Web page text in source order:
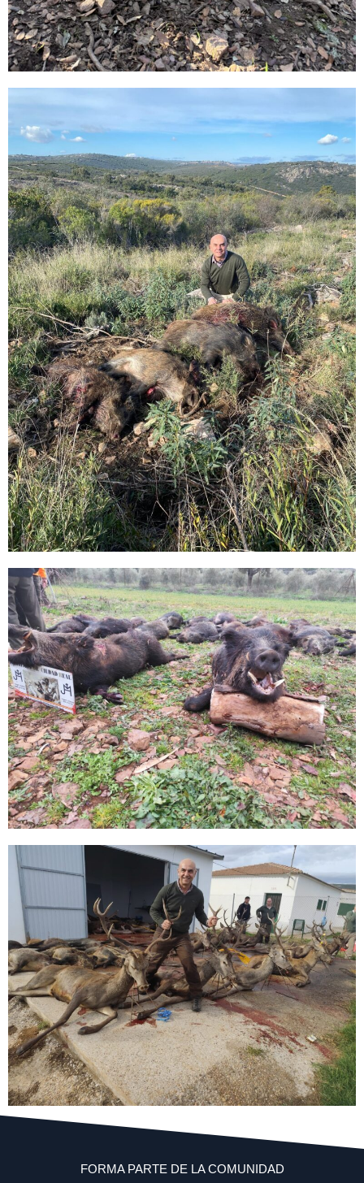
FORMA PARTE DE LA COMUNIDAD